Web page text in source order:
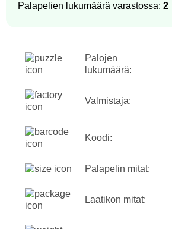
Palapelien lukumäärä varastossa: 2
Palojen
lukumäärä:
Valmistaja:
Koodi:
Palapelin mitat:
Laatikon mitat: